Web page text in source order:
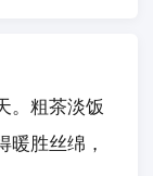
。粗茶淡饭
胜丝绵，